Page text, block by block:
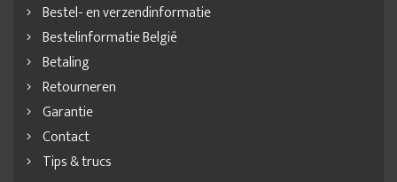
Bestel- en verzendinformatie
Bestelinformatie België
Betaling
Retourneren
Garantie
Contact
Tips & trucs